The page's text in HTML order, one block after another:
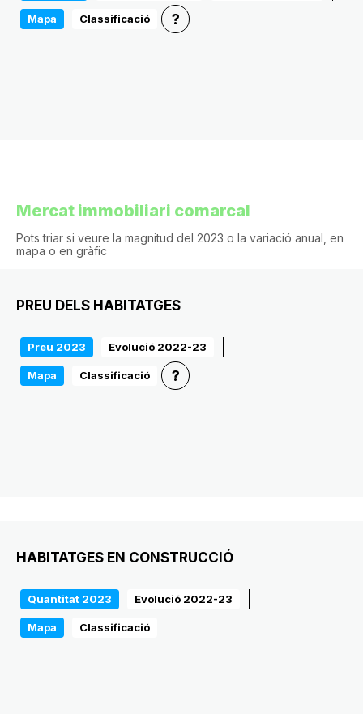
?
Mapa Classificació
Mercat immobiliari comarcal
Pots triar si veure la magnitud del 2023 o la variació anual, en
mapa o en gràfic
PREU DELS HABITATGES
?
Preu 2023 Evolució 2022-23
Mapa Classificació
HABITATGES EN CONSTRUCCIÓ
Quantitat 2023 Evolució 2022-23
Mapa Classificació